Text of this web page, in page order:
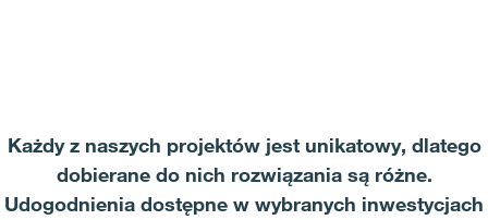
Każdy z naszych projektów jest unikatowy, dlatego
dobierane do nich rozwiązania są różne.
Udogodnienia dostępne w wybranych inwestycjach